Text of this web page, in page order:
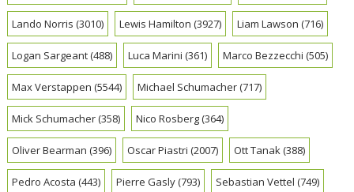
Lando Norris (3010) Lewis Hamilton (3927) Liam Lawson (716)
Logan Sargeant(488) Luca Marini (361) Marco Bezzecchi (505)
Max Verstappen (5544) Michael Schumacher(717)
Mick Schumacher(358) Nico Rosberg(364)
Oliver Bearman (396) Oscar Piastri (2007) Ott Tanak(388)
Pedro Acosta (443) Pierre Gasly(793) Sebastian Vettel (749)